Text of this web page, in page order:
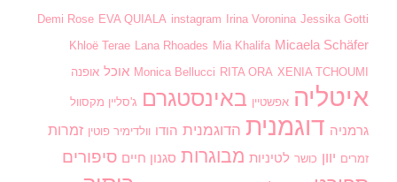
Demi Rose EVA QUIALA instagram Irina Voronina Jessika Gotti
Khloë Terae
Lana Rhoades Mia Khalifa Micaela Schäfer
Monica Bellucci RITA ORA XENIA TCHOUMI אוכל אופנה
איטליה אפשטיין באינסטגרם ג'סליין מקסוול
גרמניה דוגמנית הדוגמנית הודו וולדימיר פוטין זמרות
זמרים יוון כושר לטיניות מבוגרות סגנון חיים סיפורים